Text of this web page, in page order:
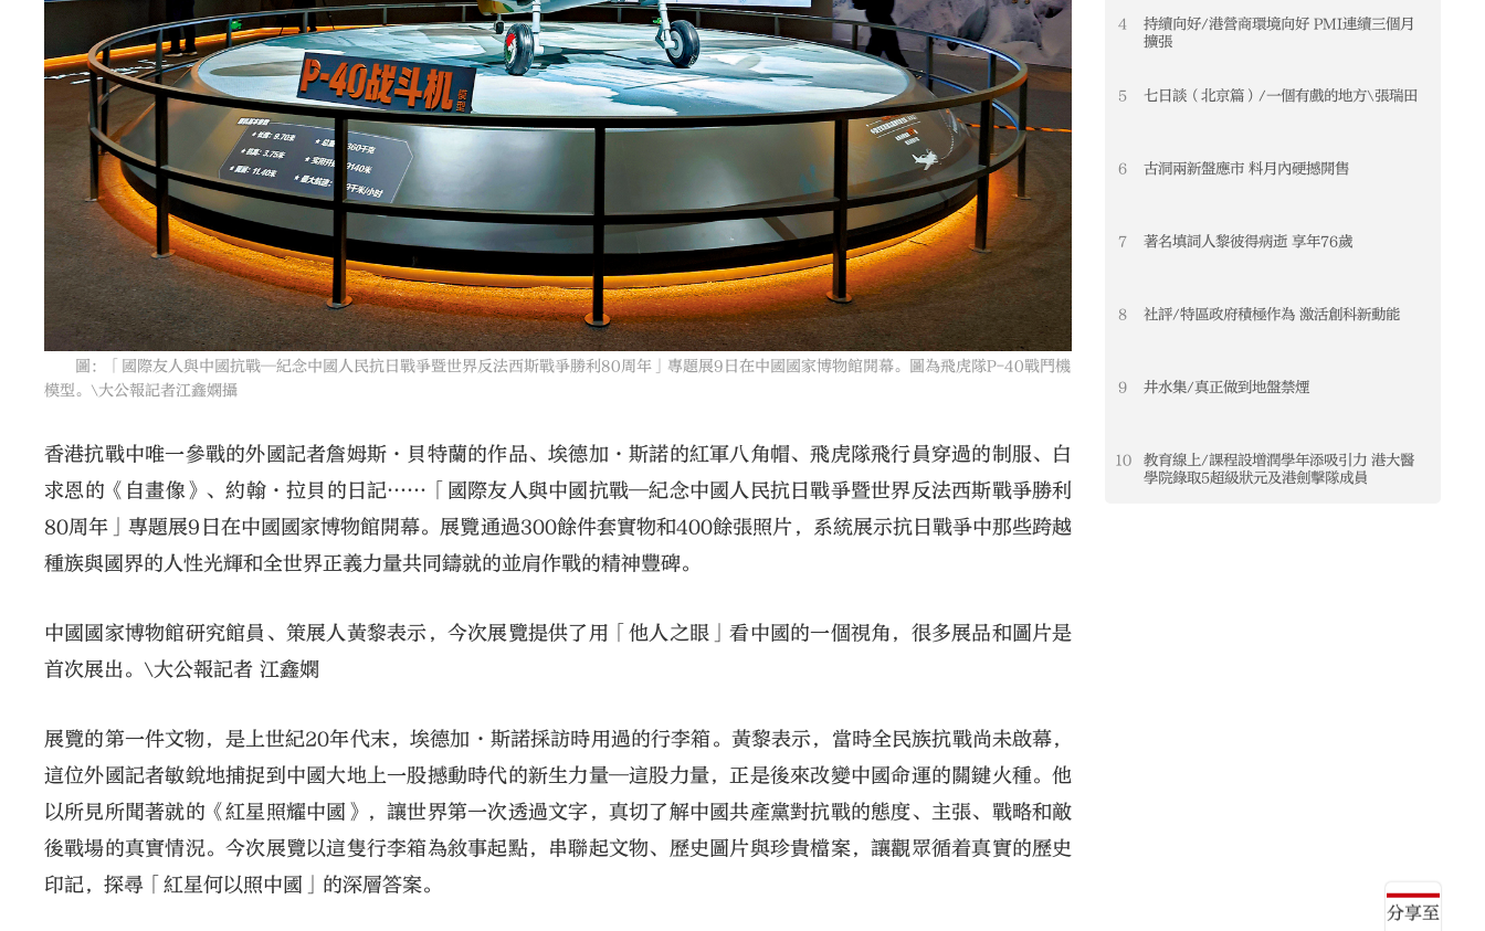
分享至
圖：「國際友人與中國抗戰─紀念中國人民抗日戰爭暨世界反法西斯戰爭勝利80周年」專題展9日在中國國家博物館開幕。圖為飛虎隊P-40戰鬥機
模型。\大公報記者江鑫嫻攝
香港抗戰中唯一參戰的外國記者詹姆斯·貝特蘭的作品、埃德加·斯諾的紅軍八角帽、飛虎隊飛行員穿過的制服、白
求恩的《自畫像》、約翰·拉貝的日記……「國際友人與中國抗戰─紀念中國人民抗日戰爭暨世界反法西斯戰爭勝利
80周年」專題展9日在中國國家博物館開幕。展覽通過300餘件套實物和400餘張照片，系統展示抗日戰爭中那些跨越
種族與國界的人性光輝和全世界正義力量共同鑄就的並肩作戰的精神豐碑。
中國國家博物館研究館員、策展人黃黎表示，今次展覽提供了用「他人之眼」看中國的一個視角，很多展品和圖片是
首次展出。\大公報記者 江鑫嫻
展覽的第一件文物，是上世紀20年代末，埃德加·斯諾採訪時用過的行李箱。黃黎表示，當時全民族抗戰尚未啟幕，
這位外國記者敏銳地捕捉到中國大地上一股撼動時代的新生力量─這股力量，正是後來改變中國命運的關鍵火種。他
以所見所聞著就的《紅星照耀中國》，讓世界第一次透過文字，真切了解中國共產黨對抗戰的態度、主張、戰略和敵
後戰場的真實情況。今次展覽以這隻行李箱為敘事起點，串聯起文物、歷史圖片與珍貴檔案，讓觀眾循着真實的歷史
印記，探尋「紅星何以照中國」的深層答案。
4
持續向好/港營商環境向好 PMI連續三個月
擴張
5 七日談（北京篇）/一個有戲的地方\張瑞田
6 古洞兩新盤應市 料月內硬撼開售
7 著名填詞人黎彼得病逝 享年76歲
8 社評/特區政府積極作為 激活創科新動能
9 井水集/真正做到地盤禁煙
10
教育線上/課程設增潤學年添吸引力 港大醫
學院錄取5超級狀元及港劍擊隊成員